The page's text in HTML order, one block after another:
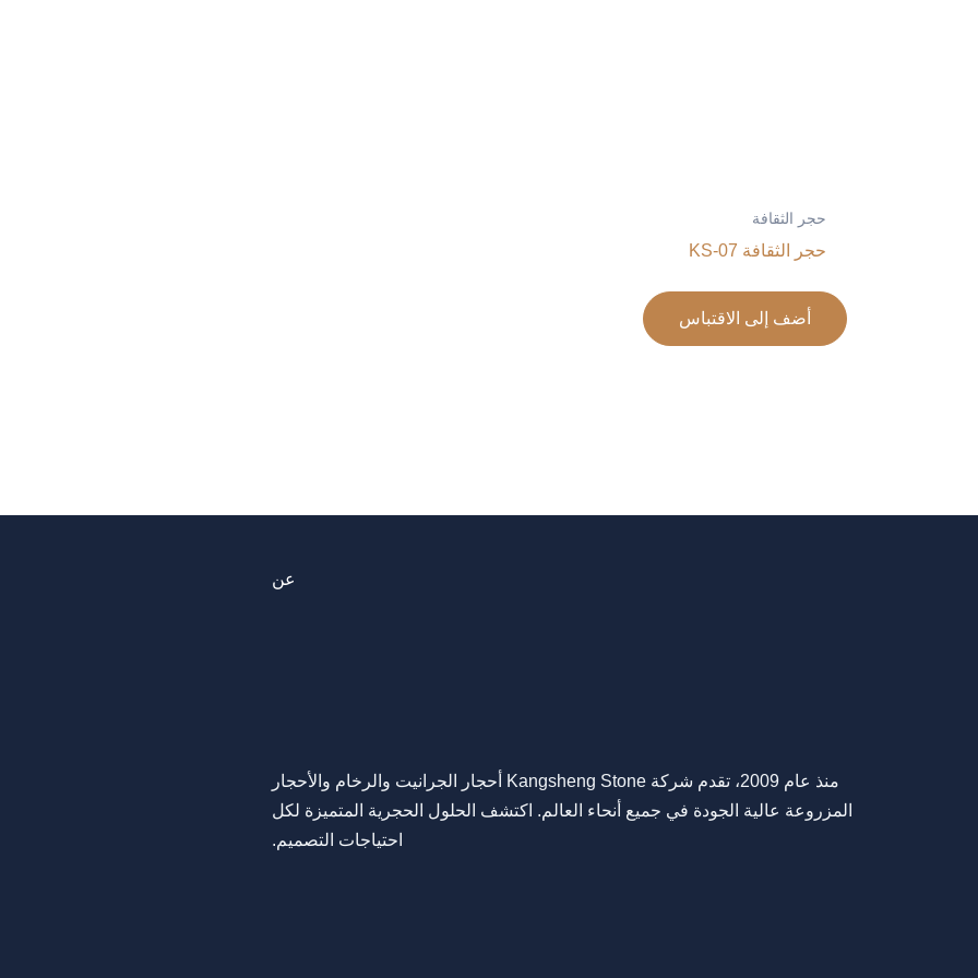
حجر الثقافة
حجر الثقافة KS-07
أضف إلى الاقتباس
عن
منذ عام 2009، تقدم شركة Kangsheng Stone أحجار الجرانيت والرخام والأحجار
المزروعة عالية الجودة في جميع أنحاء العالم. اكتشف الحلول الحجرية المتميزة لكل
احتياجات التصميم.